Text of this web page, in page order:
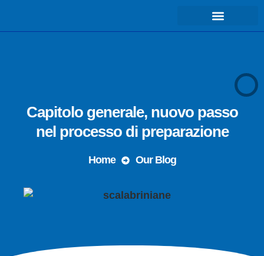
Capitolo generale, nuovo passo
nel processo di preparazione
Home Our Blog